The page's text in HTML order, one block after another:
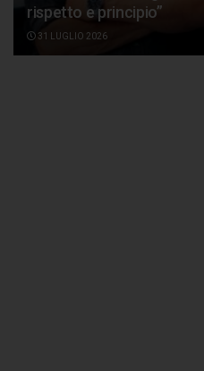
rispetto e principio”
31 LUGLIO 2026